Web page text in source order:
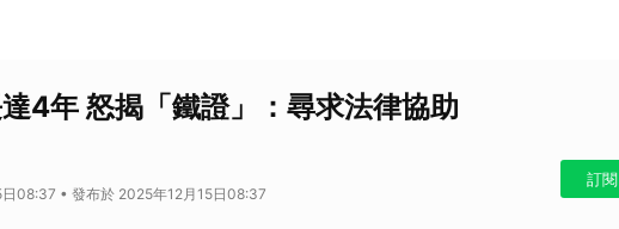
4年 怒揭「鐵證」：尋求法律協助
08:37 • 發布於 2025年12月15日08:37
訂閱